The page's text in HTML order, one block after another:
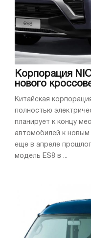
Корпорация
нового
Китайская
полностью
планирует к концу
автомобилей к
еще в апреле
модель ES8 в ...